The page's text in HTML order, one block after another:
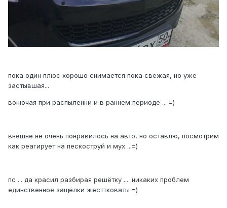
пока один плюс хорошо снимается пока свежая, но уже
застывшая...
вонючая при распыленни и в раннем периоде ... =)
внешне не очень понравилось на авто, но оставлю, посмотрим
как реагирует на пескоструй и мух ...=)
пс ... да красил разбирая решётку .... никаких проблем
единственное защёлки жесттковаты =)